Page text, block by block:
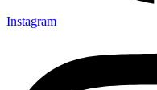
Instagram